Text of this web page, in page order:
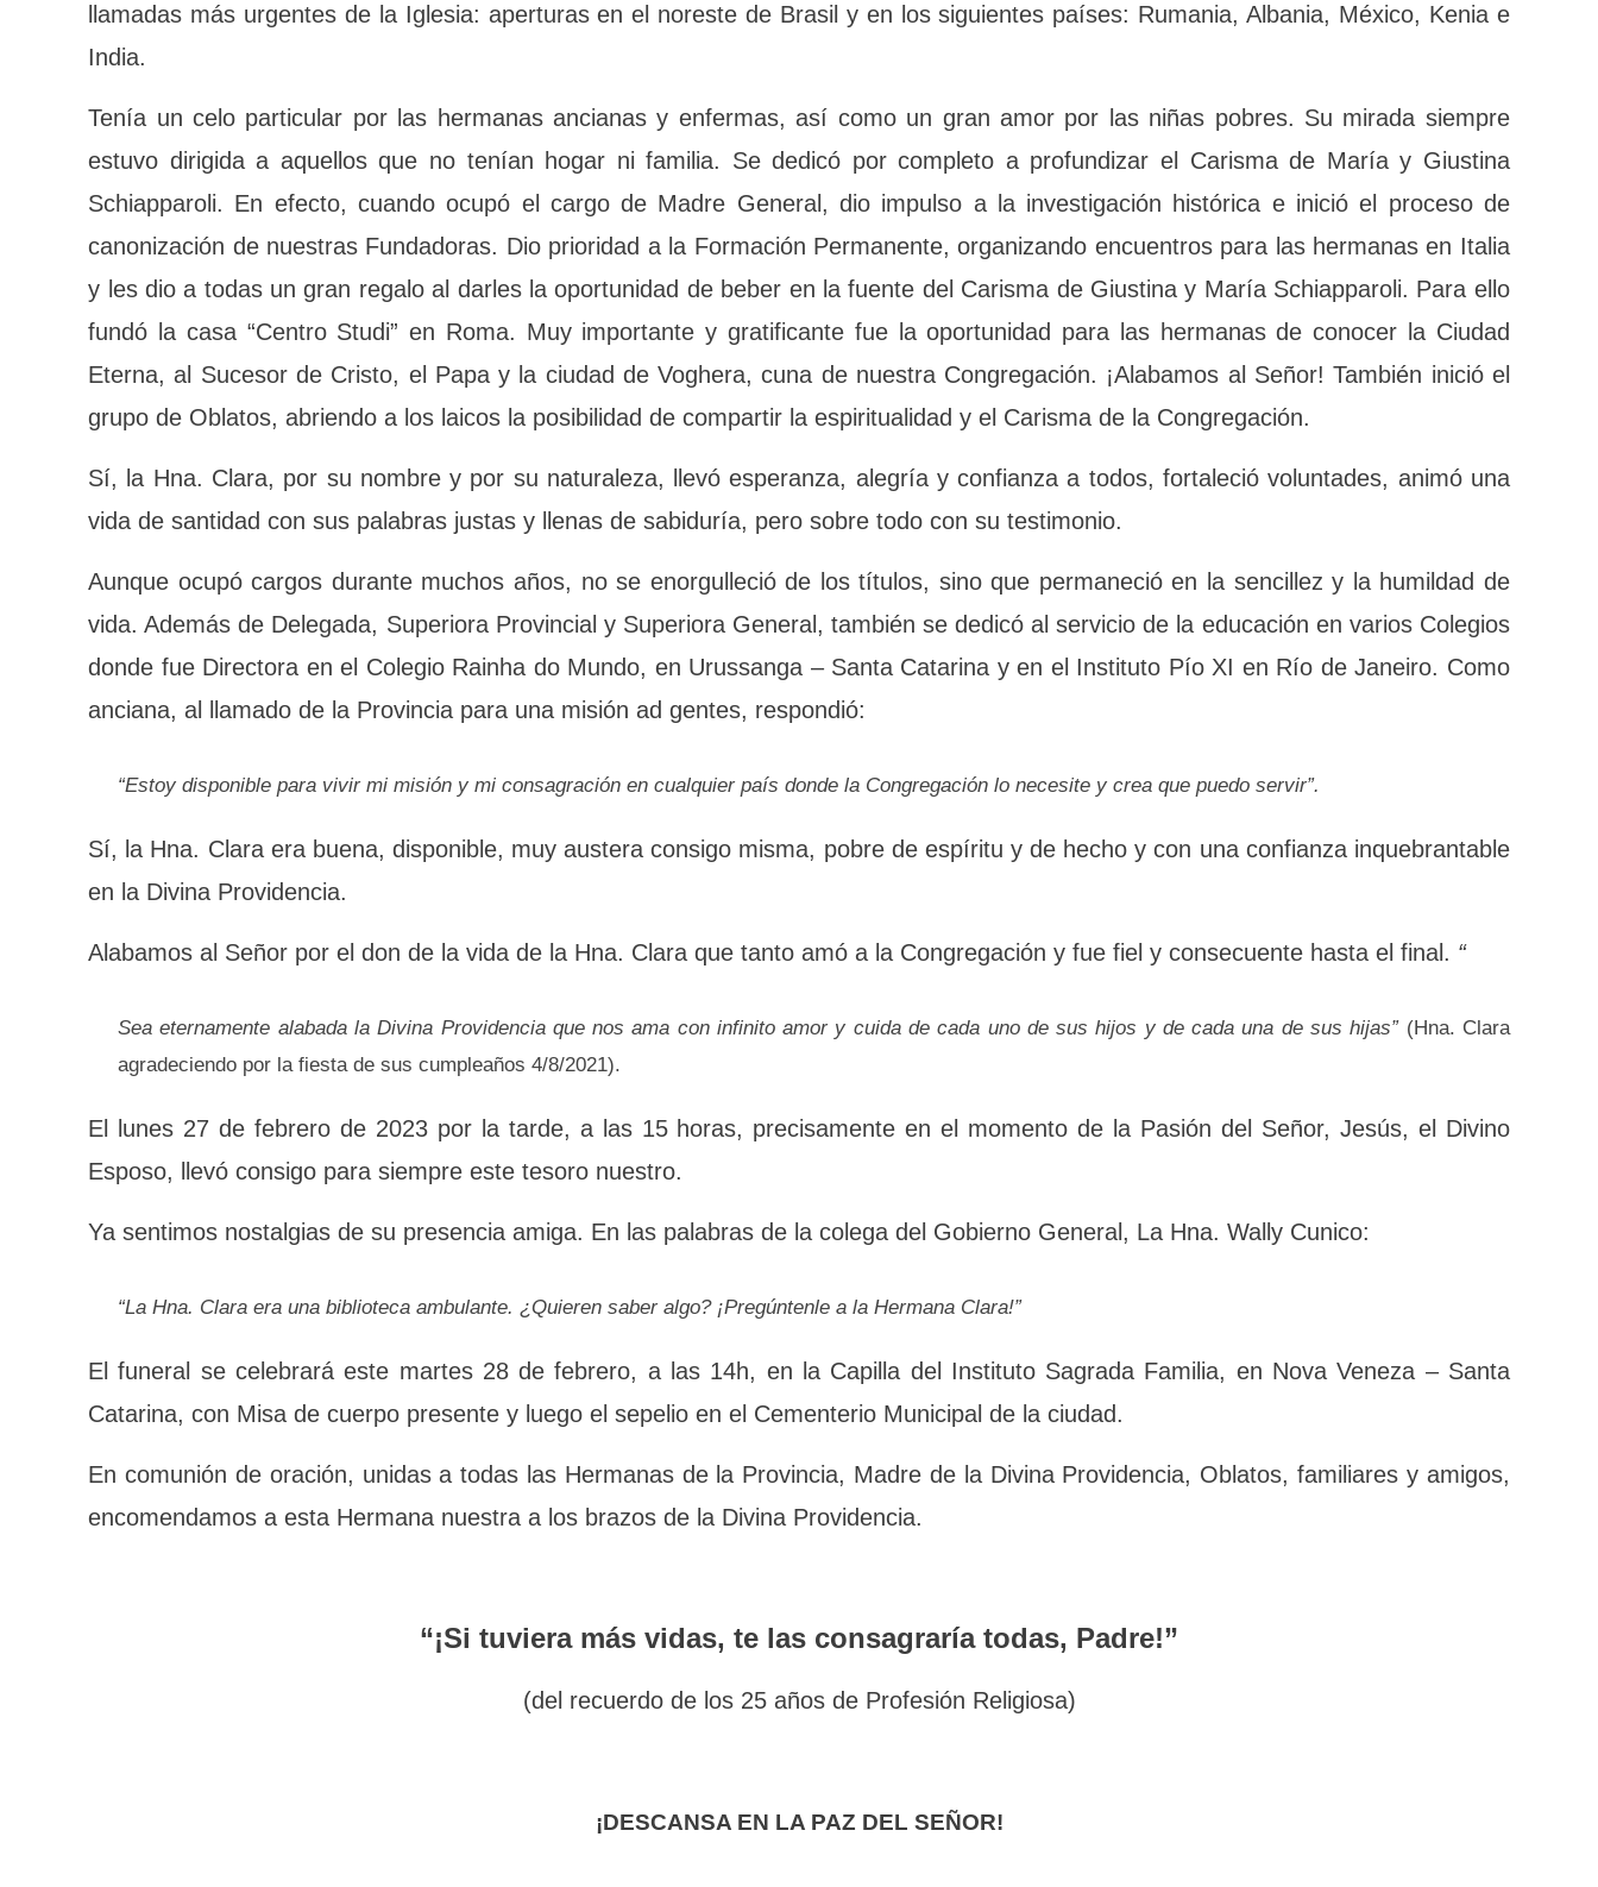
a las llamadas más urgentes de la Iglesia: aperturas en el noreste de Brasil y en los siguientes países: Rumania, Albania, México,
Kenia e India.
Tenía un celo particular por las hermanas ancianas y enfermas, así como un gran amor por las niñas pobres. Su mirada
siempre estuvo dirigida a aquellos que no tenían hogar ni familia. Se dedicó por completo a profundizar el Carisma de María y
Giustina Schiapparoli. En efecto, cuando ocupó el cargo de Madre General, dio impulso a la investigación histórica e inició el
proceso de canonización de nuestras Fundadoras. Dio prioridad a la Formación Permanente, organizando encuentros para las
hermanas en Italia y les dio a todas un gran regalo al darles la oportunidad de beber en la fuente del Carisma de Giustina y
María Schiapparoli. Para ello fundó la casa “Centro Studi” en Roma. Muy importante y gratificante fue la oportunidad para las
hermanas de conocer la Ciudad Eterna, al Sucesor de Cristo, el Papa y la ciudad de Voghera, cuna de nuestra Congregación.
¡Alabamos al Señor! También inició el grupo de Oblatos, abriendo a los laicos la posibilidad de compartir la espiritualidad y el
Carisma de la Congregación.
Sí, la Hna. Clara, por su nombre y por su naturaleza, llevó esperanza, alegría y confianza a todos, fortaleció voluntades, animó
una vida de santidad con sus palabras justas y llenas de sabiduría, pero sobre todo con su testimonio.
Aunque ocupó cargos durante muchos años, no se enorgulleció de los títulos, sino que permaneció en la sencillez y la humildad
de vida. Además de Delegada, Superiora Provincial y Superiora General, también se dedicó al servicio de la educación en varios
Colegios donde fue Directora en el Colegio Rainha do Mundo, en Urussanga – Santa Catarina y en el Instituto Pío XI en Río de
Sí, la Hna. Clara era buena, disponible, muy austera consigo misma, pobre de espíritu y de hecho y con una confianza
inquebrantable en la Divina Providencia.
Sea eternamente alabada la Divina Providencia que nos ama con infinito amor y cuida de cada uno de sus hijos y de cada una de sus hijas”
(Hna. Clara
El lunes 27 de febrero de 2023 por la tarde, a las 15 horas, precisamente en el momento de la Pasión del Señor, Jesús, el Divino
Ya sentimos nostalgias de su presencia amiga. En las palabras de la colega del Gobierno General, La Hna. Wally Cunico:
El funeral se celebrará este martes 28 de febrero, a las 14h, en la Capilla del Instituto Sagrada Familia, en Nova Veneza – Santa
Catarina, con Misa de cuerpo presente y luego el sepelio en el Cementerio Municipal de la ciudad.